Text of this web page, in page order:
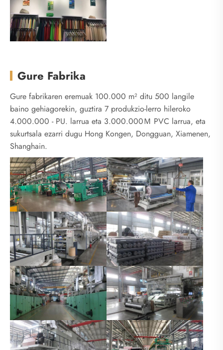
Gure Fabrika
Gure fabrikaren eremuak 100.000 m² ditu 500 langile
baino gehiagorekin, guztira 7 produkzio-lerro hileroko
4.000.000 - PU. larrua eta 3.000.000Ｍ PVC larrua, eta
sukurtsala ezarri dugu Hong Kongen, Dongguan, Xiamenen,
Shanghain.